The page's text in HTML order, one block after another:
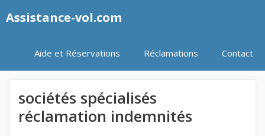
auAssistance-vol.com
Aide et Réservations Réclamations Contact
sociétés spécialisés
réclamation indemnités